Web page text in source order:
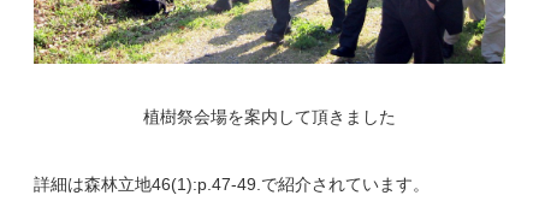
植樹祭会場を案内して頂きました
詳細は森林立地46(1):p.47-49.で紹介されています。